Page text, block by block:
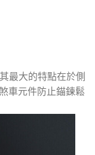
最大的特點在於側
車元件防止錨鍊鬆